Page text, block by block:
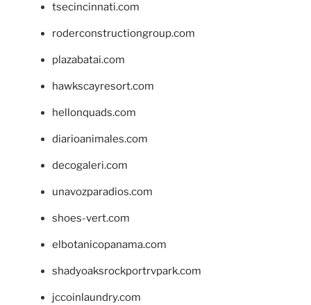
tsecincinnati.com
roderconstructiongroup.com
plazabatai.com
hawkscayresort.com
hellonquads.com
diarioanimales.com
decogaleri.com
unavozparadios.com
shoes-vert.com
elbotanicopanama.com
shadyoaksrockportrvpark.com
jccoinlaundry.com